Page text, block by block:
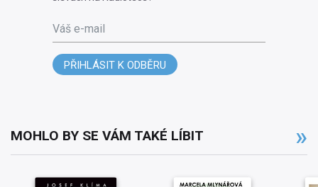
Váš e-mail
PŘIHLÁSIT K ODBĚRU
MOHLO BY SE VÁM TAKÉ LÍBIT